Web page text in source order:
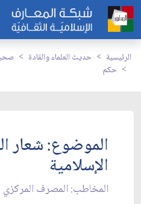
الرئيسية حديث العلماء والقادة
حكم
الموضوع: شعار
الإسلامية
المخاطب: المصرف المركزي